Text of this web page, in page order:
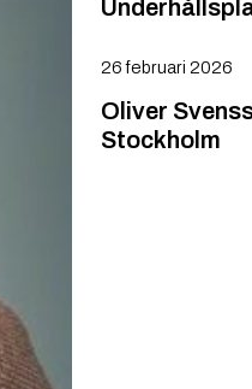
Oliver
Stockholm
26 februari 2026